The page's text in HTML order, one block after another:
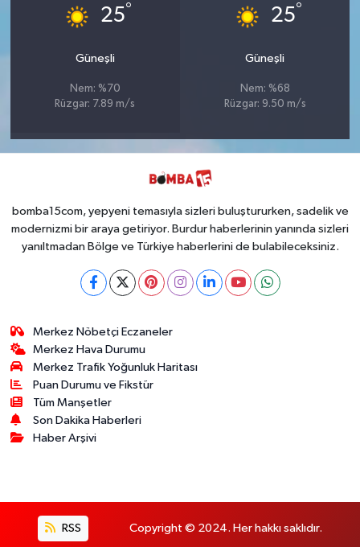
25°
Güneşli
Nem: %70
Rüzgar: 7.89 m/s
25°
Güneşli
Nem: %68
Rüzgar: 9.50 m/s
bomba15com, yepyeni temasıyla sizleri buluştururken, sadelik ve
modernizmi bir araya getiriyor. Burdur haberlerinin yanında sizleri
yanıltmadan Bölge ve Türkiye haberlerini de bulabileceksiniz.
Merkez Nöbetçi Eczaneler
Merkez Hava Durumu
Merkez Trafik Yoğunluk Haritası
Puan Durumu ve Fikstür
Tüm Manşetler
Son Dakika Haberleri
Haber Arşivi
RSS Copyright © 2024. Her hakkı saklıdır.